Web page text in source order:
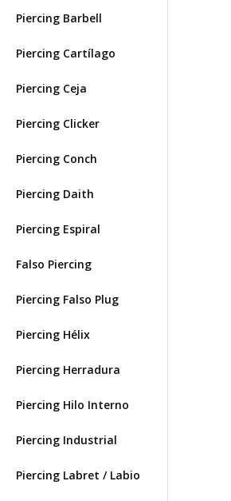
Piercing Barbell
Piercing Cartílago
Piercing Ceja
Piercing Clicker
Piercing Conch
Piercing Daith
Piercing Espiral
Falso Piercing
Piercing Falso Plug
Piercing Hélix
Piercing Herradura
Piercing Hilo Interno
Piercing Industrial
Piercing Labret / Labio